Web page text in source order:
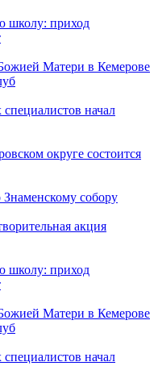
школу: приход
Матери в Кемерове
начал
округе состоится
собору
акция
школу: приход
Матери в Кемерове
начал